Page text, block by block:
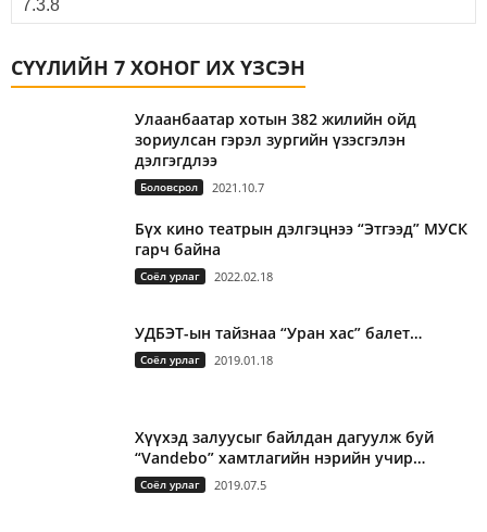
СҮҮЛИЙН 7 ХОНОГ ИХ ҮЗСЭН
Улаанбаатар хотын 382 жилийн ойд
зориулсан гэрэл зургийн үзэсгэлэн
дэлгэгдлээ
Боловсрол 2021.10.7
Бүх кино театрын дэлгэцнээ “Этгээд” МУСК
гарч байна
Соёл урлаг 2022.02.18
УДБЭТ-ын тайзнаа “Уран хас” балет…
Соёл урлаг 2019.01.18
Хүүхэд залуусыг байлдан дагуулж буй
“Vandebo” хамтлагийн нэрийн учир…
Соёл урлаг 2019.07.5